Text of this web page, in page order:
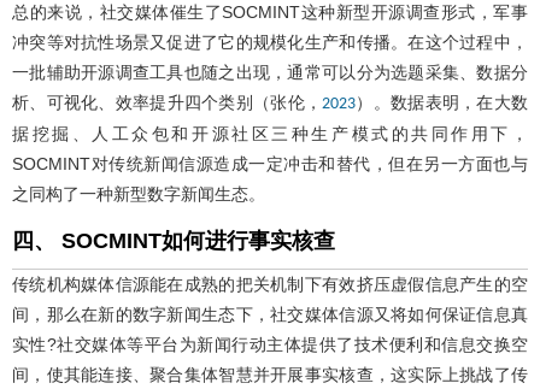
总的来说，社交媒体催生了SOCMINT这种新型开源调查形式，军事
冲突等对抗性场景又促进了它的规模化生产和传播。在这个过程中，
一批辅助开源调查工具也随之出现，通常可以分为选题采集、数据分
析、可视化、效率提升四个类别（张伦， 2023）。数据表明，在大数
据挖掘、人工众包和开源社区三种生产模式的共同作用下，
SOCMINT对传统新闻信源造成一定冲击和替代，但在另一方面也与
之同构了一种新型数字新闻生态。
四、 SOCMINT如何进行事实核查
传统机构媒体信源能在成熟的把关机制下有效挤压虚假信息产生的空
间，那么在新的数字新闻生态下，社交媒体信源又将如何保证信息真
实性?社交媒体等平台为新闻行动主体提供了技术便利和信息交换空
间，使其能连接、聚合集体智慧并开展事实核查，这实际上挑战了传